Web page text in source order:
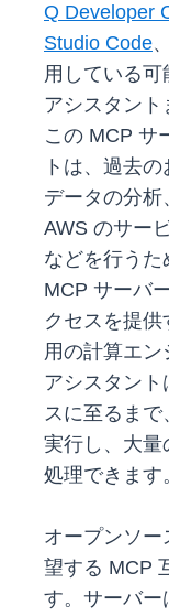
Q Developer
Studio Code、
用している
アシスタント
この MCP サ
トは、過去
データの分析
AWS のサー
などを行うた
MCP サーバ
クセスを提
用の計算エ
アシスタント
スに至るまで
実行し、大量
処理できます
オープンソ
望する MCP
す。サーバー